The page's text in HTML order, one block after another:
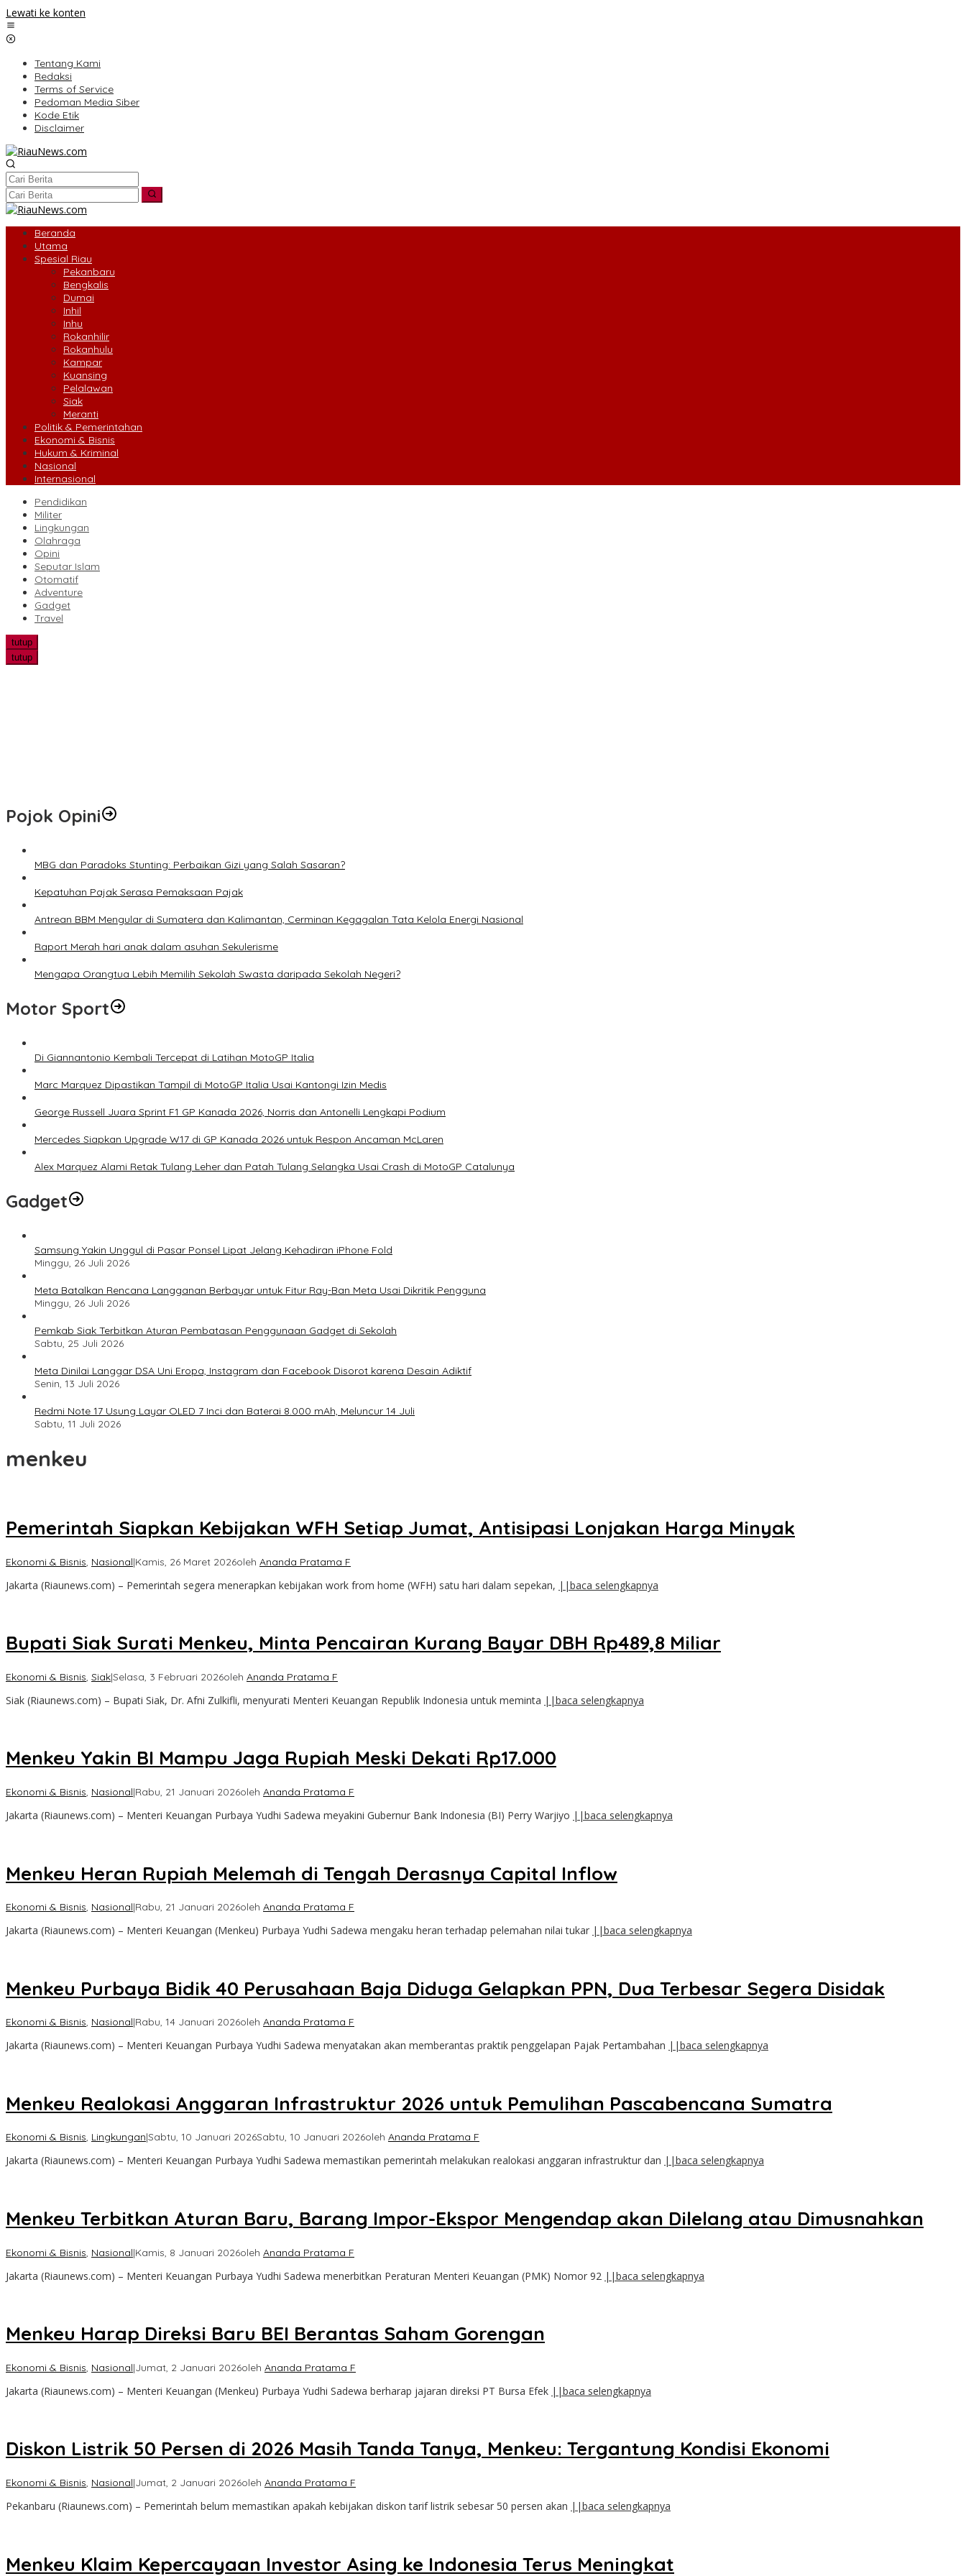
Lewati ke konten
Tentang Kami
Redaksi
Terms of Service
Pedoman Media Siber
Kode Etik
Disclaimer
Beranda
Utama
Spesial Riau
Pekanbaru
Bengkalis
Dumai
Inhil
Inhu
Rokanhilir
Rokanhulu
Kampar
Kuansing
Pelalawan
Siak
Meranti
Politik & Pemerintahan
Ekonomi & Bisnis
Hukum & Kriminal
Nasional
Internasional
Pendidikan
Militer
Lingkungan
Olahraga
Opini
Seputar Islam
Otomatif
Adventure
Gadget
Travel
tutup
tutup
Pojok Opini
MBG dan Paradoks Stunting: Perbaikan Gizi yang Salah Sasaran?
Kepatuhan Pajak Serasa Pemaksaan Pajak
Antrean BBM Mengular di Sumatera dan Kalimantan, Cerminan Kegagalan Tata Kelola Energi Nasional
Raport Merah hari anak dalam asuhan Sekulerisme
Mengapa Orangtua Lebih Memilih Sekolah Swasta daripada Sekolah Negeri?
Motor Sport
Di Giannantonio Kembali Tercepat di Latihan MotoGP Italia
Marc Marquez Dipastikan Tampil di MotoGP Italia Usai Kantongi Izin Medis
George Russell Juara Sprint F1 GP Kanada 2026, Norris dan Antonelli Lengkapi Podium
Mercedes Siapkan Upgrade W17 di GP Kanada 2026 untuk Respon Ancaman McLaren
Alex Marquez Alami Retak Tulang Leher dan Patah Tulang Selangka Usai Crash di MotoGP Catalunya
Gadget
Samsung Yakin Unggul di Pasar Ponsel Lipat Jelang Kehadiran iPhone Fold
Minggu, 26 Juli 2026
Meta Batalkan Rencana Langganan Berbayar untuk Fitur Ray-Ban Meta Usai Dikritik Pengguna
Minggu, 26 Juli 2026
Pemkab Siak Terbitkan Aturan Pembatasan Penggunaan Gadget di Sekolah
Sabtu, 25 Juli 2026
Meta Dinilai Langgar DSA Uni Eropa, Instagram dan Facebook Disorot karena Desain Adiktif
Senin, 13 Juli 2026
Redmi Note 17 Usung Layar OLED 7 Inci dan Baterai 8.000 mAh, Meluncur 14 Juli
Sabtu, 11 Juli 2026
menkeu
Pemerintah Siapkan Kebijakan WFH Setiap Jumat, Antisipasi Lonjakan Harga Minyak
Ekonomi & Bisnis, Nasional|Kamis, 26 Maret 2026oleh Ananda Pratama F
Jakarta (Riaunews.com) – Pemerintah segera menerapkan kebijakan work from home (WFH) satu hari dalam sepekan, ||baca selengkapnya
Bupati Siak Surati Menkeu, Minta Pencairan Kurang Bayar DBH Rp489,8 Miliar
Ekonomi & Bisnis, Siak|Selasa, 3 Februari 2026oleh Ananda Pratama F
Siak (Riaunews.com) – Bupati Siak, Dr. Afni Zulkifli, menyurati Menteri Keuangan Republik Indonesia untuk meminta ||baca selengkapnya
Menkeu Yakin BI Mampu Jaga Rupiah Meski Dekati Rp17.000
Ekonomi & Bisnis, Nasional|Rabu, 21 Januari 2026oleh Ananda Pratama F
Jakarta (Riaunews.com) – Menteri Keuangan Purbaya Yudhi Sadewa meyakini Gubernur Bank Indonesia (BI) Perry Warjiyo ||baca selengkapnya
Menkeu Heran Rupiah Melemah di Tengah Derasnya Capital Inflow
Ekonomi & Bisnis, Nasional|Rabu, 21 Januari 2026oleh Ananda Pratama F
Jakarta (Riaunews.com) – Menteri Keuangan (Menkeu) Purbaya Yudhi Sadewa mengaku heran terhadap pelemahan nilai tukar ||baca selengkapnya
Menkeu Purbaya Bidik 40 Perusahaan Baja Diduga Gelapkan PPN, Dua Terbesar Segera Disidak
Ekonomi & Bisnis, Nasional|Rabu, 14 Januari 2026oleh Ananda Pratama F
Jakarta (Riaunews.com) – Menteri Keuangan Purbaya Yudhi Sadewa menyatakan akan memberantas praktik penggelapan Pajak Pertambahan ||baca selengkapnya
Menkeu Realokasi Anggaran Infrastruktur 2026 untuk Pemulihan Pascabencana Sumatra
Ekonomi & Bisnis, Lingkungan|Sabtu, 10 Januari 2026Sabtu, 10 Januari 2026oleh Ananda Pratama F
Jakarta (Riaunews.com) – Menteri Keuangan Purbaya Yudhi Sadewa memastikan pemerintah melakukan realokasi anggaran infrastruktur dan ||baca selengkapnya
Menkeu Terbitkan Aturan Baru, Barang Impor-Ekspor Mengendap akan Dilelang atau Dimusnahkan
Ekonomi & Bisnis, Nasional|Kamis, 8 Januari 2026oleh Ananda Pratama F
Jakarta (Riaunews.com) – Menteri Keuangan Purbaya Yudhi Sadewa menerbitkan Peraturan Menteri Keuangan (PMK) Nomor 92 ||baca selengkapnya
Menkeu Harap Direksi Baru BEI Berantas Saham Gorengan
Ekonomi & Bisnis, Nasional|Jumat, 2 Januari 2026oleh Ananda Pratama F
Jakarta (Riaunews.com) – Menteri Keuangan (Menkeu) Purbaya Yudhi Sadewa berharap jajaran direksi PT Bursa Efek ||baca selengkapnya
Diskon Listrik 50 Persen di 2026 Masih Tanda Tanya, Menkeu: Tergantung Kondisi Ekonomi
Ekonomi & Bisnis, Nasional|Jumat, 2 Januari 2026oleh Ananda Pratama F
Pekanbaru (Riaunews.com) – Pemerintah belum memastikan apakah kebijakan diskon tarif listrik sebesar 50 persen akan ||baca selengkapnya
Menkeu Klaim Kepercayaan Investor Asing ke Indonesia Terus Meningkat